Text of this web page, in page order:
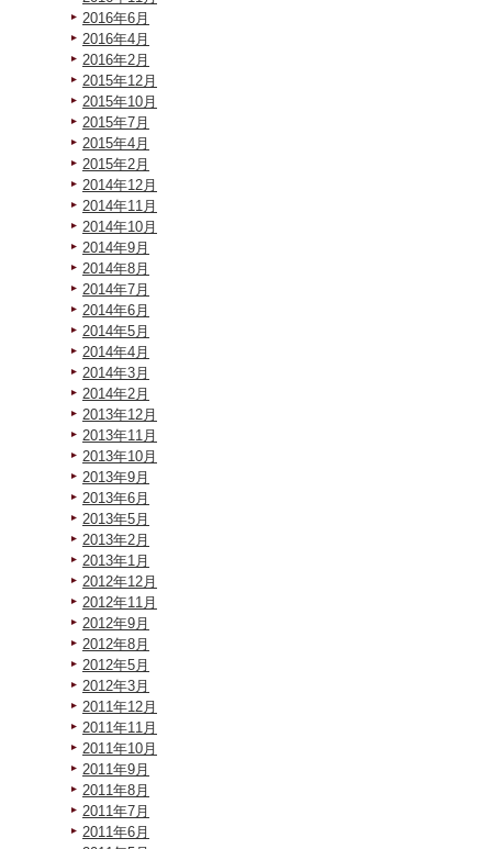
2016年6月
2016年4月
2016年2月
2015年12月
2015年10月
2015年7月
2015年4月
2015年2月
2014年12月
2014年11月
2014年10月
2014年9月
2014年8月
2014年7月
2014年6月
2014年5月
2014年4月
2014年3月
2014年2月
2013年12月
2013年11月
2013年10月
2013年9月
2013年6月
2013年5月
2013年2月
2013年1月
2012年12月
2012年11月
2012年9月
2012年8月
2012年5月
2012年3月
2011年12月
2011年11月
2011年10月
2011年9月
2011年8月
2011年7月
2011年6月